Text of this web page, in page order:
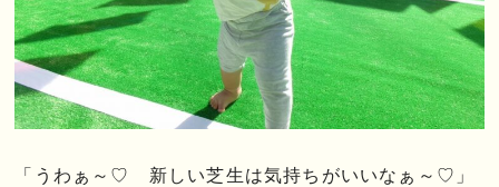
「うわぁ～♡ 新しい芝生は気持ちがいいなぁ～♡」